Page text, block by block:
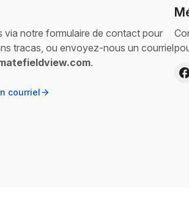
notre formulaire de contact pour
tracas, ou envoyez-nous un courriel
.
courrielarrow_forward